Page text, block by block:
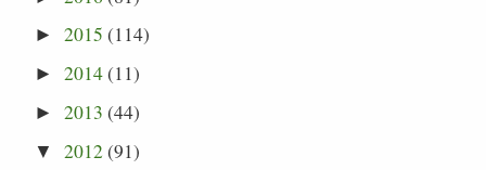
► 2015 (114)
► 2014(11)
► 2013 (44)
▼ 2012(91)